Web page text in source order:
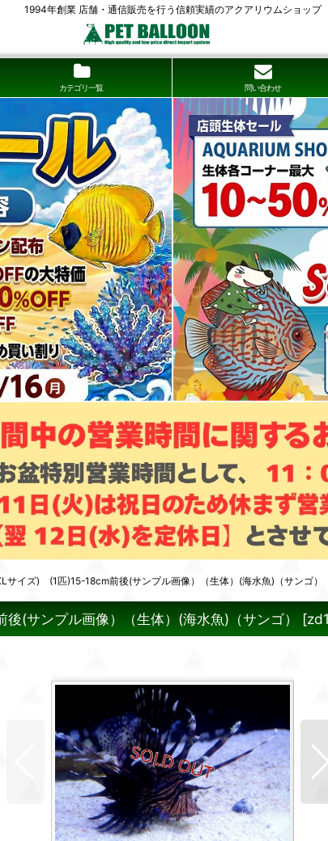
1994年創業 店舗・通信販売を行う信頼実績のアクアリウムショップ
カテゴリ一覧 問い合わせ
サイズ) (1匹)15-18cm前後(サンプル画像）（生体）(海水魚)（サンゴ）
(サンプル画像）（生体）(海水魚)（サンゴ） [